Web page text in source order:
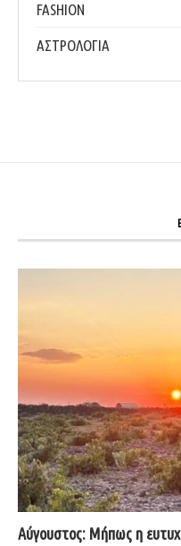
FASHION
ΑΣΤΡΟΛΟΓΙΑ
Αύγουστος: Μήπως η